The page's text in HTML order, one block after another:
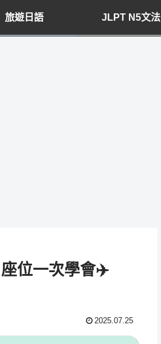
旅遊日語 JLPT N5文法
位一次學會✈️
2025.07.25